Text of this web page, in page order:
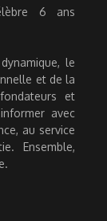
6 ans
le
et de la
et
avec
au service
Ensemble,